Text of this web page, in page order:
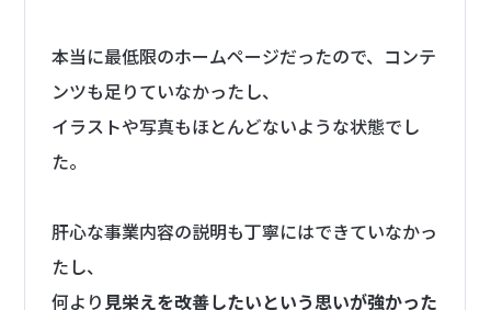
本当に最低限のホームページだったので、コンテ
ンツも足りていなかったし、
イラストや写真もほとんどないような状態でし
た。
肝心な事業内容の説明も丁寧にはできていなかっ
たし、
何より見栄えを改善したいという思いが強かった